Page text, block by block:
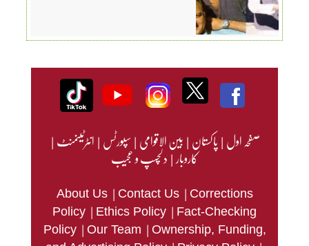
صفحہ اول|پاکستان|بین الاقوامی|سپورٹس|انٹرٹینمنٹ|
کاروبار|دلچسپ و عجیب
About Us | Contact Us | Corrections
Policy | Ethics Policy | Fact-Checking
Policy | Our Team | Ownership, Funding,